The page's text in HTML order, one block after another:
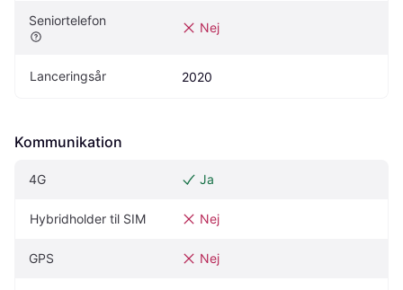
Seniortelefon Nej
Lanceringsår 2020
Kommunikation
4G Ja
Hybridholder til SIM Nej
GPS Nej